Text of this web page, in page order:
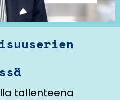
tallenteena